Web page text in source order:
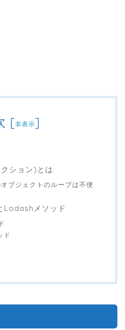
[非表示]
ション)とは
ブジェクトのループは不便
Lodashメソッド
ド